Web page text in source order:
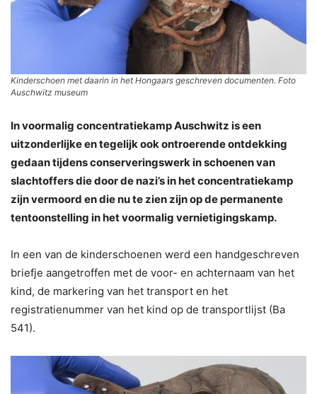
Kinderschoen met daarin in het Hongaars geschreven documenten. Foto
Auschwitz museum
In voormalig concentratiekamp Auschwitz is een
uitzonderlijke en tegelijk ook ontroerende ontdekking
gedaan tijdens conserveringswerk in schoenen van
slachtoffers die door de nazi’s in het concentratiekamp
zijn vermoord en die nu te zien zijn op de permanente
tentoonstelling in het voormalig vernietigingskamp.
In een van de kinderschoenen werd een handgeschreven
briefje aangetroffen met de voor- en achternaam van het
kind, de markering van het transport en het
registratienummer van het kind op de transportlijst (Ba
541).